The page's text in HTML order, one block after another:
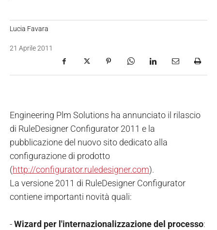
Lucia Favara
21 Aprile 2011
Engineering Plm Solutions ha annunciato il rilascio
di RuleDesigner Configurator 2011 e la
pubblicazione del nuovo sito dedicato alla
configurazione di prodotto
(http://configurator.ruledesigner.com).
La versione 2011 di RuleDesigner Configurator
contiene importanti novità quali:
-Wizard per l'internazionalizzazione del processo: